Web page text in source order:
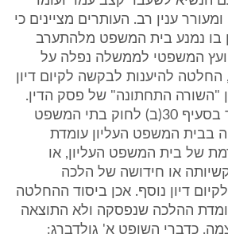
ענין רב. העותרים מציינים כי
בו נמנע בית המשפט מלהתערב
המשפטי לממשלה נפלה על
החלטה להיענות לבקשה לקיום דיון
"השורה התחתונה" של פסק הדין.
הרשות תינתן כאמור בסעיף 30(ב) לחוק בתי המשפט
בבית המשפט העליון עומדת
של בית המשפט העליון, או
או חידושה של הלכה
דיון נוסף. אכן ביסוד ההחלטה
ההלכה שנפסקה ולא התוצאה
כדברי השופט א' גולדברג: